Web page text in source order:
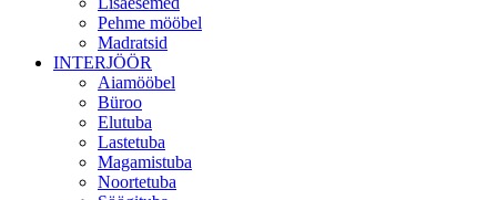
Pehme mööbel
Madratsid
INTERJÖÖR
Aiamööbel
Büroo
Elutuba
Lastetuba
Magamistuba
Noortetuba